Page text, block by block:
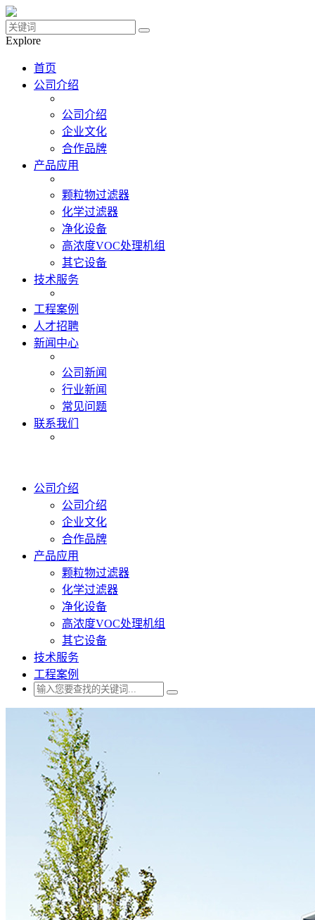
Explore
首页
公司介绍
公司介绍
企业文化
合作品牌
产品应用
颗粒物过滤器
化学过滤器
净化设备
高浓度VOC处理机组
其它设备
技术服务
工程案例
人才招聘
新闻中心
公司新闻
行业新闻
常见问题
联系我们
公司介绍
公司介绍
企业文化
合作品牌
产品应用
颗粒物过滤器
化学过滤器
净化设备
高浓度VOC处理机组
其它设备
技术服务
工程案例